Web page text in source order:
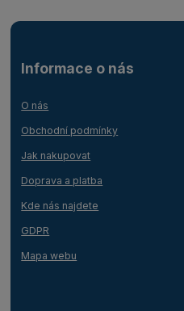
Informace o nás
O nás
Obchodní podmínky
Jak nakupovat
Doprava a platba
Kde nás najdete
GDPR
Mapa webu